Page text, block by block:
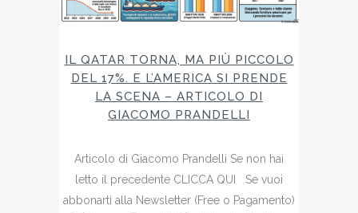
IL QATAR TORNA, MA PIÙ PICCOLO
DEL 17%. E L’AMERICA SI PRENDE
LA SCENA – ARTICOLO DI
GIACOMO PRANDELLI
Articolo di Giacomo Prandelli Se non hai
letto il precedente CLICCA QUI Se vuoi
abbonarti alla Newsletter (Free o Pagamento)